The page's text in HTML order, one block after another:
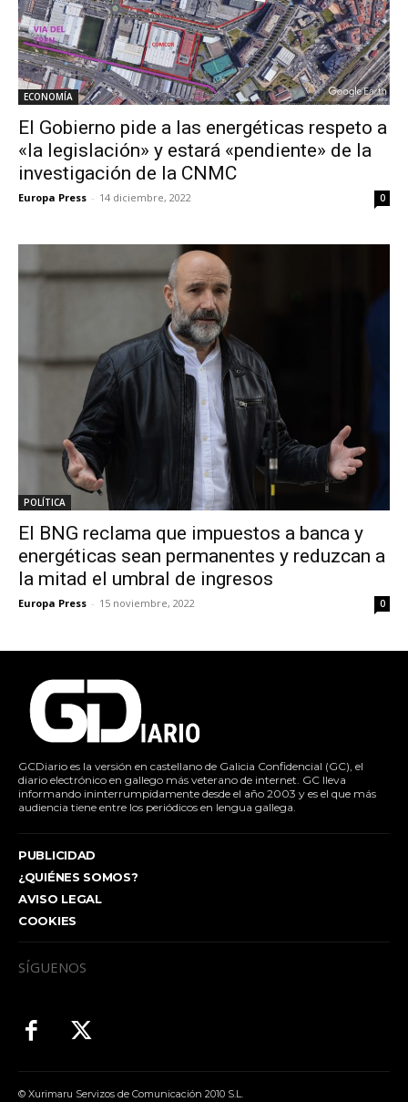
ECONOMÍA
El Gobierno pide a las energéticas respeto a
«la legislación» y estará «pendiente» de la
investigación de la CNMC
Europa Press - 14 diciembre, 2022 0
POLÍTICA
El BNG reclama que impuestos a banca y
energéticas sean permanentes y reduzcan a
la mitad el umbral de ingresos
Europa Press - 15 noviembre, 2022 0
GCDiario es la versión en castellano de Galicia Confidencial (GC), el
diario electrónico en gallego más veterano de internet. GC lleva
informando ininterrumpidamente desde el año 2003 y es el que más
audiencia tiene entre los periódicos en lengua gallega.
PUBLICIDAD
¿QUIÉNES SOMOS?
AVISO LEGAL
COOKIES
SÍGUENOS
© Xurimaru Servizos de Comunicación 2010 S.L.